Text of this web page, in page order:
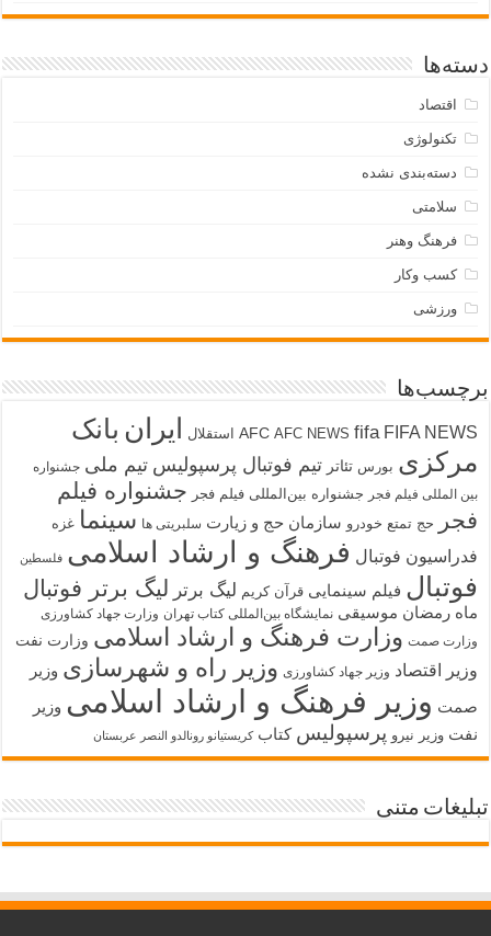
دسته‌ها
اقتصاد
تکنولوژی
دسته‌بندی نشده
سلامتی
فرهنگ وهنر
کسب وکار
ورزشی
برچسب‌ها
AFC AFC NEWS fifa FIFA NEWS استقلال ایران بانک
مرکزی بورس تئاتر تیم فوتبال پرسپولیس تیم ملی جشنواره
بین المللی فیلم فجر جشنواره بین‌المللی فیلم فجر جشنواره فیلم
فجر
حج تمتع خودرو سازمان حج و زیارت سلبریتی ها سینما غزه
فدراسیون فوتبال فرهنگ و ارشاد اسلامی فلسطین
فوتبال فیلم سینمایی قرآن کریم لیگ برتر لیگ برتر فوتبال
ماه رمضان موسیقی نمایشگاه بین‌المللی کتاب تهران وزارت جهاد کشاورزی
وزارت صمت وزارت فرهنگ و ارشاد اسلامی وزارت نفت
وزیر اقتصاد وزیر جهاد کشاورزی وزیر راه و شهرسازی وزیر
صمت وزیر فرهنگ و ارشاد اسلامی وزیر
نفت وزیر نیرو پرسپولیس کتاب کریستیانو رونالدو النصر عربستان
تبلیغات متنی